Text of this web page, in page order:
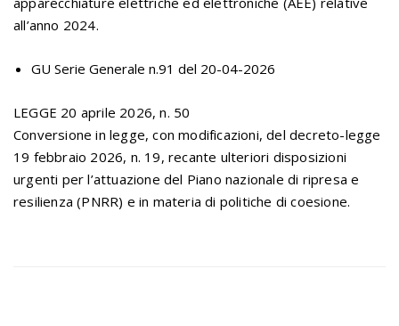
all’anno 2024.
GU Serie Generale n.91 del 20-04-2026
LEGGE 20 aprile 2026, n. 50
Conversione in legge, con modificazioni, del decreto-legge
19 febbraio 2026, n. 19, recante ulteriori disposizioni
urgenti per l’attuazione del Piano nazionale di ripresa e
resilienza (PNRR) e in materia di politiche di coesione.